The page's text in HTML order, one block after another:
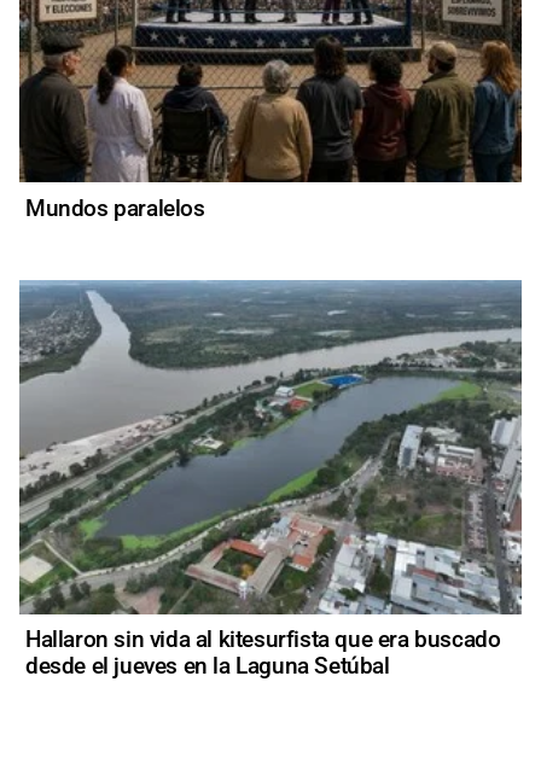
Mundos paralelos
Hallaron sin vida al kitesurfista que era buscado
desde el jueves en la Laguna Setúbal